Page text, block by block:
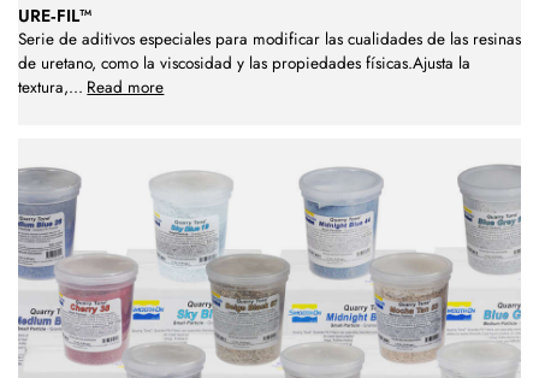
URE‑FIL™
Serie de aditivos especiales para modificar las cualidades de las resinas
de uretano, como la viscosidad y las propiedades físicas.Ajusta la
textura,... Read more